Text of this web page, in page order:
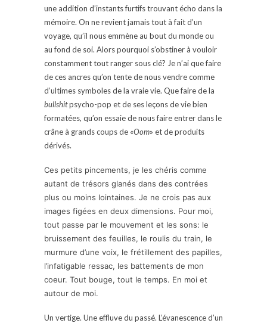
une addition d’instants furtifs trouvant écho dans la
mémoire. On ne revient jamais tout à fait d’un
voyage, qu’il nous emmène au bout du monde ou
au fond de soi. Alors pourquoi s’obstiner à vouloir
constamment tout ranger sous clé? Je n’ai que faire
de ces ancres qu’on tente de nous vendre comme
d’ultimes symboles de la vraie vie. Que faire de la
bullshitpsycho-pop et de ses leçons de vie bien
formatées, qu’on essaie de nous faire entrer dans le
crâne à grands coups de «Oom» et de produits
dérivés.
Ces petits pincements, je les chéris comme
autant de trésors glanés dans des contrées
plus ou moins lointaines. Je ne crois pas aux
images figées en deux dimensions. Pour moi,
tout passe par le mouvement et les sons: le
bruissement des feuilles, le roulis du train, le
murmure d’une voix, le frétillement des papilles,
l’infatigable ressac, les battements de mon
coeur. Tout bouge, tout le temps. En moi et
autour de moi.
Un vertige. Une effluve du passé. L’évanescence d’un